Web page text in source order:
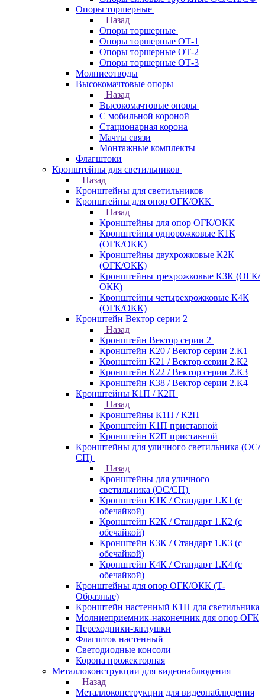
Опоры торшерные
Назад
Опоры торшерные
Опоры торшерные ОТ-1
Опоры торшерные ОТ-2
Опоры торшерные ОТ-3
Молниеотводы
Высокомачтовые опоры
Назад
Высокомачтовые опоры
С мобильной короной
Стационарная корона
Мачты связи
Монтажные комплекты
Флагштоки
Кронштейны для светильников
Назад
Кронштейны для светильников
Кронштейны для опор ОГК/ОКК
Назад
Кронштейны для опор ОГК/ОКК
Кронштейны однорожковые К1К
(ОГК/ОКК)
Кронштейны двухрожковые К2К
(ОГК/ОКК)
Кронштейны трехрожковые К3К (ОГК/
ОКК)
Кронштейны четырехрожковые К4К
(ОГК/ОКК)
Кронштейн Вектор серии 2
Назад
Кронштейн Вектор серии 2
Кронштейн К20 / Вектор серии 2.К1
Кронштейн К21 / Вектор серии 2.К2
Кронштейн К22 / Вектор серии 2.К3
Кронштейн К38 / Вектор серии 2.К4
Кронштейны К1П / К2П
Назад
Кронштейны К1П / К2П
Кронштейн К1П приставной
Кронштейн К2П приставной
Кронштейны для уличного светильника (ОС/
СП)
Назад
Кронштейны для уличного
светильника (ОС/СП)
Кронштейн К1К / Стандарт 1.К1 (с
обечайкой)
Кронштейн К2К / Стандарт 1.К2 (с
обечайкой)
Кронштейн К3К / Стандарт 1.К3 (с
обечайкой)
Кронштейн К4К / Стандарт 1.К4 (с
обечайкой)
Кронштейны для опор ОГК/ОКК (Т-
Образные)
Кронштейн настенный К1Н для светильника
Молниеприемник-наконечник для опор ОГК
Переходники-заглушки
Флагшток настенный
Светодиодные консоли
Корона прожекторная
Металлоконструкции для видеонаблюдения
Назад
Металлоконструкции для видеонаблюдения